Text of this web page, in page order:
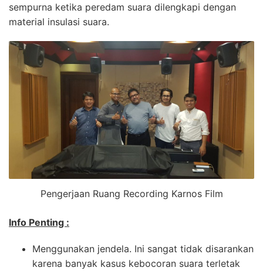
sempurna ketika peredam suara dilengkapi dengan
material insulasi suara.
Pengerjaan Ruang Recording Karnos Film
Info Penting :
Menggunakan jendela. Ini sangat tidak disarankan
karena banyak kasus kebocoran suara terletak